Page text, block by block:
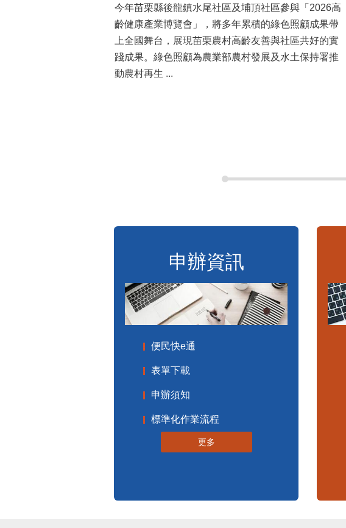
今年苗栗縣後龍鎮水尾社區及埔頂社區參與「2026高
齡健康產業博覽會」，將多年累積的綠色照顧成果帶
上全國舞台，展現苗栗農村高齡友善與社區共好的實
踐成果。綠色照顧為農業部農村發展及水土保持署推
動農村再生 ...
申辦資訊
便民快e通
表單下載
申辦須知
標準化作業流程
更多